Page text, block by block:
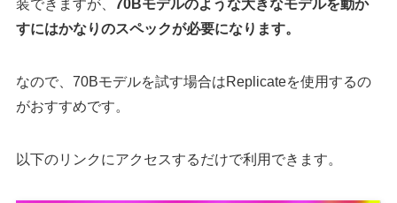
装できますが、
70Bモデルのような大きなモデルを動か
すにはかなりのスペックが必要になります。
なので、70Bモデルを試す場合はReplicateを使用するの
がおすすめです。
以下のリンクにアクセスするだけで利用できます。